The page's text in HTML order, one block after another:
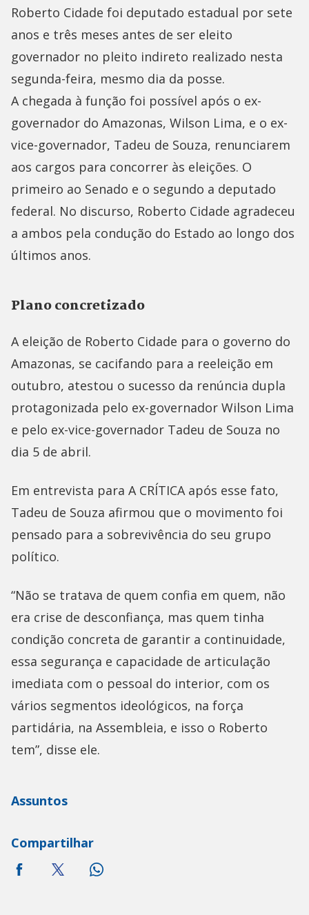
Roberto Cidade foi deputado estadual por sete
anos e três meses antes de ser eleito
governador no pleito indireto realizado nesta
segunda-feira, mesmo dia da posse.
A chegada à função foi possível após o ex-
governador do Amazonas, Wilson Lima, e o ex-
vice-governador, Tadeu de Souza, renunciarem
aos cargos para concorrer às eleições. O
primeiro ao Senado e o segundo a deputado
federal. No discurso, Roberto Cidade agradeceu
a ambos pela condução do Estado ao longo dos
últimos anos.
Plano concretizado
A eleição de Roberto Cidade para o governo do
Amazonas, se cacifando para a reeleição em
outubro, atestou o sucesso da renúncia dupla
protagonizada pelo ex-governador Wilson Lima
e pelo ex-vice-governador Tadeu de Souza no
dia 5 de abril.
Em entrevista para A CRÍTICA após esse fato,
Tadeu de Souza afirmou que o movimento foi
pensado para a sobrevivência do seu grupo
político.
“Não se tratava de quem confia em quem, não
era crise de desconfiança, mas quem tinha
condição concreta de garantir a continuidade,
essa segurança e capacidade de articulação
imediata com o pessoal do interior, com os
vários segmentos ideológicos, na força
partidária, na Assembleia, e isso o Roberto
tem”, disse ele.
Assuntos
Compartilhar